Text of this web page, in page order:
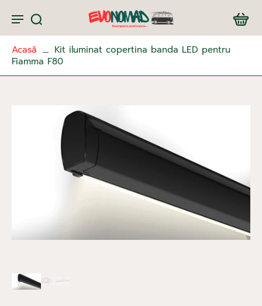
Acasă
Kit iluminat copertina banda LED pentru
Fiamma F80